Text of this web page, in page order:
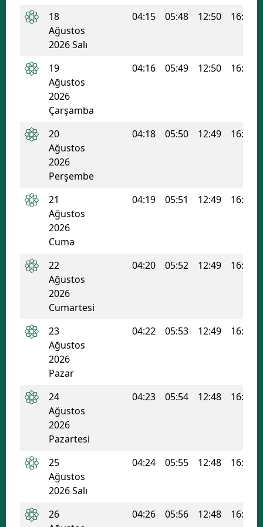
Malatya
Kahramanmaraş
Muş
Sakarya
Sinop
Tokat
18
Ağustos
2026 Salı
04:15 05:48 12:50 16:36
19
Ağustos
2026
Çarşamba
04:16 05:49 12:50 16:36
20
Ağustos
2026
Perşembe
04:18 05:50 12:49 16:35
21
Ağustos
2026
Cuma
04:19 05:51 12:49 16:34
22
Ağustos
2026
Cumartesi
04:20 05:52 12:49 16:34
23
Ağustos
2026
Pazar
04:22 05:53 12:49 16:33
24
Ağustos
2026
Pazartesi
04:23 05:54 12:48 16:32
25
Ağustos
2026 Salı
04:24 05:55 12:48 16:31
26
04:26 05:56 12:48 16:31